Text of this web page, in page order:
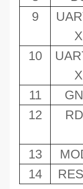
9
X
10
X
11
12
13
14